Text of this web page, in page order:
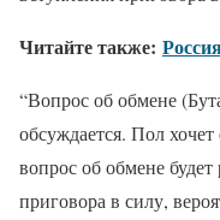
Читайте также:
“Вопрос об обмене
обсуждается. Пол
вопрос об обмене
приговора в силу,